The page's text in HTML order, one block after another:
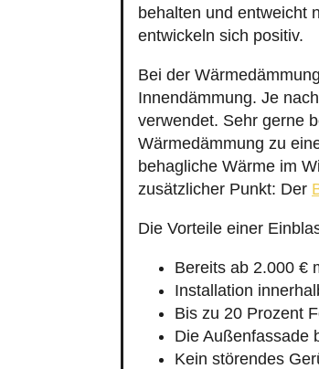
behalten und entweicht
entwickeln sich positiv.
Bei der
Innendämmung. Je
verwendet. Sehr gerne
Wärmedämmung zu
behagliche Wärme im
zusätzlicher Punkt: Der
Die Vorteile einer
Bereits ab 2.000 €
Installation
Bis zu 20 Prozent
Die Außenfassade
Kein störendes